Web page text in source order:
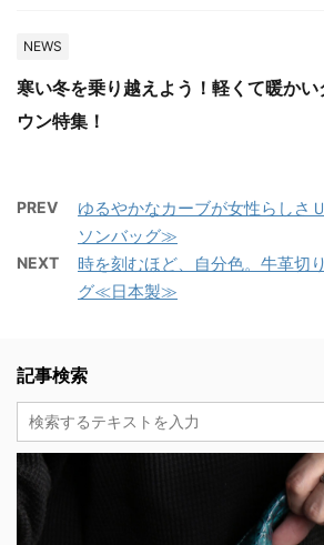
NEWS
寒い冬を乗り越えよう！軽くて暖かい
ウン特集！
PREV
ゆるやかなカーブが女性らしさ
ソンバッグ≫
NEXT
時を刻むほど、自分色。牛革切
グ≪日本製≫
記事検索